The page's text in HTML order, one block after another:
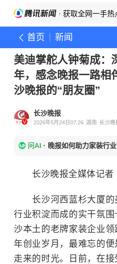
· 获取全网一手热
首页 新闻
美迪掌舵人钟菊成：
年，感念晚报一路相
沙晚报的“朋友圈”
长沙晚报
2026年5月24日07:26 湖南 长沙晚
问AI · 晚报如何助力家装行业
长沙晚报全媒体记者
长沙河西蓝杉大厦的
行业积淀而成的实干氛
沙本土的老牌家装企业
年创业岁月，最难忘的
走来的时光。日前，在